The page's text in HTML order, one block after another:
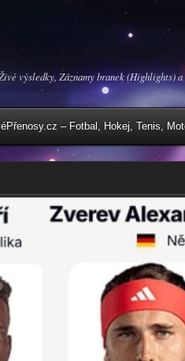
výsledky, Záznamy branek (Highlights) a
– Fotbal, Hokej, Tenis,